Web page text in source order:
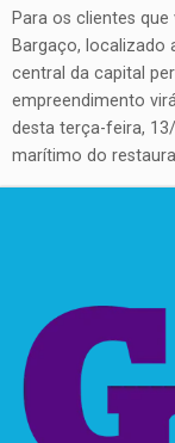
Para os clientes
Bargaço, localizado
central da capital
empreendimento
desta terça-feira,
marítimo do